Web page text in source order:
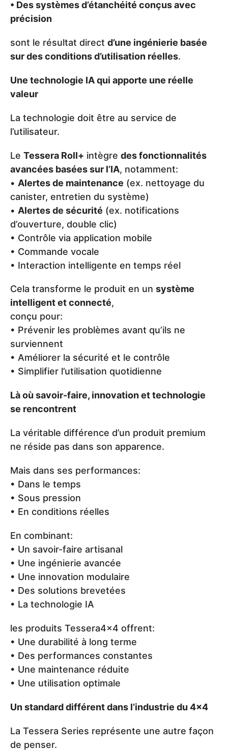
• Des systèmes d’étanchéité conçus avec
précision
sont le résultat direct d’une ingénierie basée
sur des conditions d’utilisation réelles.
Une technologie IA qui apporte une réelle
valeur
La technologie doit être au service de
l’utilisateur.
Le Tessera Roll+ intègre des fonctionnalités
avancées basées sur l’IA, notamment:
• Alertes de maintenance (ex. nettoyage du
canister, entretien du système)
• Alertes de sécurité (ex. notifications
d’ouverture, double clic)
• Contrôle via application mobile
• Commande vocale
• Interaction intelligente en temps réel
Cela transforme le produit en un système
intelligent et connecté,
conçu pour:
• Prévenir les problèmes avant qu’ils ne
surviennent
• Améliorer la sécurité et le contrôle
• Simplifier l’utilisation quotidienne
Là où savoir-faire, innovation et technologie
se rencontrent
La véritable différence d’un produit premium
ne réside pas dans son apparence.
Mais dans ses performances:
• Dans le temps
• Sous pression
• En conditions réelles
En combinant:
• Un savoir-faire artisanal
• Une ingénierie avancée
• Une innovation modulaire
• Des solutions brevetées
• La technologie IA
les produits Tessera4x4 offrent:
• Une durabilité à long terme
• Des performances constantes
• Une maintenance réduite
• Une utilisation optimale
Un standard différent dans l’industrie du 4x4
La Tessera Series représente une autre façon
de penser.